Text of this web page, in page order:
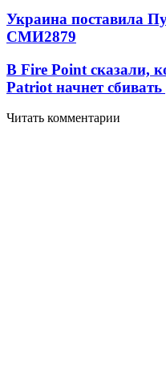
Украина поставила
СМИ2879
В Fire Point сказали,
Patriot начнет
Читать комментарии